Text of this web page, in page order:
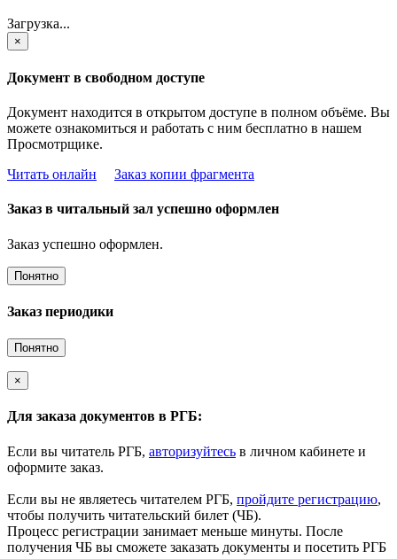
Загрузка...
×
Документ в свободном доступе
Документ находится в открытом доступе в полном объёме. Вы
можете ознакомиться и работать с ним бесплатно в нашем
Просмотрщике.
Читать онлайн
Заказ копии фрагмента
Заказ в читальный зал успешно оформлен
Заказ успешно оформлен.
Понятно
Заказ периодики
Понятно
×
Для заказа документов в РГБ:
Если вы читатель РГБ, авторизуйтесь в личном кабинете и
оформите заказ.
Если вы не являетесь читателем РГБ, пройдите регистрацию,
чтобы получить читательский билет (ЧБ).
Процесс регистрации занимает меньше минуты. После
получения ЧБ вы сможете заказать документы и посетить РГБ